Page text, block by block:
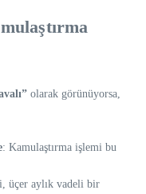
olarak görünüyorsa,
: Kamulaştırma işlemi bu
üçer aylık vadeli bir